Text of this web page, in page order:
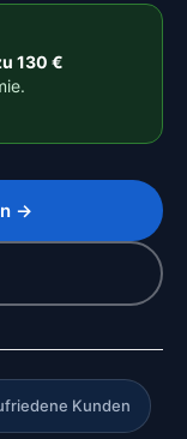
130 €
→
Kunden